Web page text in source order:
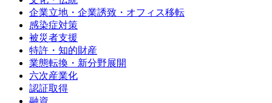
企業立地・企業誘致・オフィス移転
感染症対策
被災者支援
特許・知的財産
業態転換・新分野展開
六次産業化
認証取得
融資